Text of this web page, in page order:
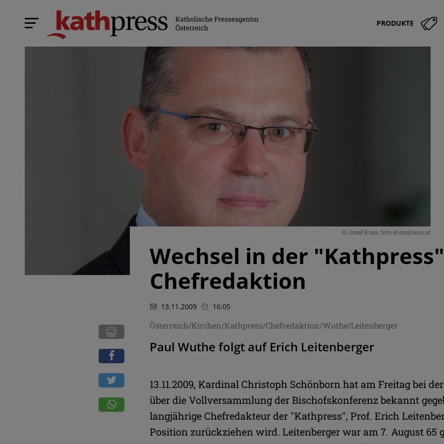
PRODUKTE
© Josef Kuss, foto-kuss@aon.at
Wechsel in der
Chefredaktion
13.11.2009 16:05
Österreich/Kirchen/Kathpress/Chefredaktion/Wuthe/Leitenberger
Paul Wuthe folgt auf Erich Leitenberger
13.11.2009, Kardinal Christoph Schönborn hat am Freitag bei
über die Vollversammlung der Bischofskonferenz bekannt
langjährige Chefredakteur der "Kathpress", Prof. Erich
Position zurückziehen wird. Leitenberger war am 7. August 65